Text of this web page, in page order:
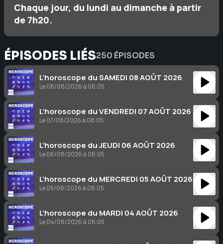
Chaque jour, du lundi au dimanche à partir
de 7h20.
ÉPISODES LIÉS250 ÉPISODES
L’horoscope du SAMEDI 08 AOÛT 2026
Le 08/08/2026 à 08:05
L’horoscope du VENDREDI 07 AOÛT 2026
Le 07/08/2026 à 08:05
L’horoscope du JEUDI 06 AOÛT 2026
Le 06/08/2026 à 08:05
L’horoscope du MERCREDI 05 AOÛT 2026
Le 05/08/2026 à 08:05
L’horoscope du MARDI 04 AOÛT 2026
Le 04/08/2026 à 08:05